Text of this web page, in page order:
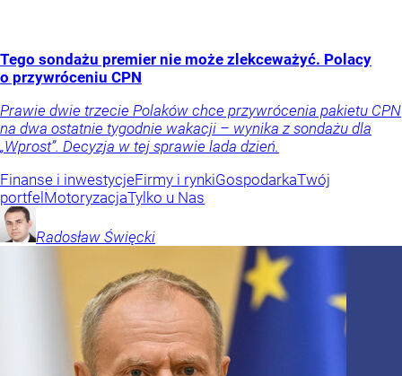
Tego sondażu premier nie może zlekceważyć. Polacy
o przywróceniu CPN
Prawie dwie trzecie Polaków chce przywrócenia pakietu CPN
na dwa ostatnie tygodnie wakacji – wynika z sondażu dla
„Wprost”. Decyzja w tej sprawie lada dzień.
Finanse i inwestycjeFirmy i rynkiGospodarkaTwój
portfelMotoryzacjaTylko u Nas
Radosław Święcki